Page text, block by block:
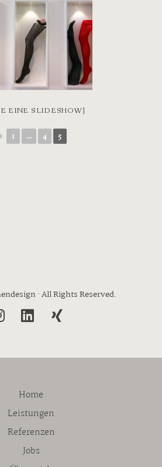
EINE SLIDESHOW]
1 ... 4 5
· All Rights Reserved.
Home
Leistungen
Referenzen
Jobs